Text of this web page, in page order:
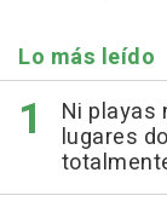
Lo más leído
Ni playas
lugares